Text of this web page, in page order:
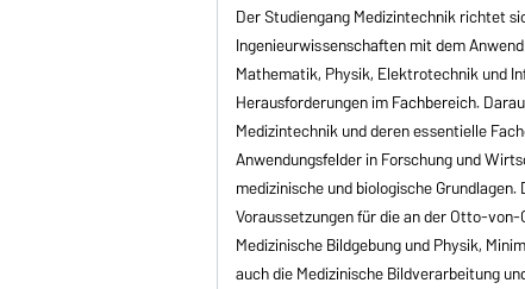
Der Studiengang Medizintechnik richtet
Ingenieurwissenschaften mit dem
Mathematik, Physik, Elektrotechnik und
Herausforderungen im Fachbereich.
Medizintechnik und deren essentielle
Anwendungsfelder in Forschung und
medizinische und biologische
Voraussetzungen für die an der Otto-
Medizinische Bildgebung und Physik,
auch die Medizinische Bildverarbeitung